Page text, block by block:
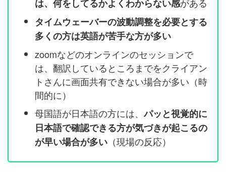
は、何をしてるかよくわからない感
タイムウェーバーの波動調整を必要とする
多くの方は英語が苦手な方が多い
zoomなどのオンラインのセッションで
は、翻訳しているところまでをクライアン
トさんに画面共有できない場合が多い（時
間的に）
母国語が日本語の方には、パッと視覚的に
日本語で確認できる方が気づきが起こるの
が早い場合が多い （現場の反応）